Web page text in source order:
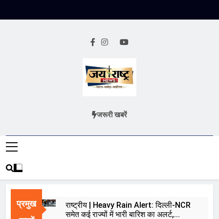
Jai Rashtra
हिंदी समाचार
जरूरी खबरें
प्रमुख
राष्ट्रीय | Heavy Rain Alert: दिल्ली-NCR
समेत कई राज्यों में भारी बारिश का अलर्ट,